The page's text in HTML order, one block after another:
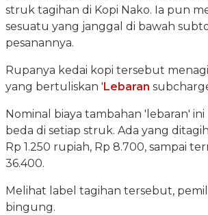
struk tagihan di Kopi Nako. Ia pun
sesuatu yang janggal di bawah
pesanannya.
Rupanya kedai kopi tersebut
yang bertuliskan 'Lebaran
Nominal biaya tambahan 'lebaran'
beda di setiap struk. Ada yang
Rp 1.250 rupiah, Rp 8.700, sampai
36.400.
Melihat label tagihan tersebut,
bingung.